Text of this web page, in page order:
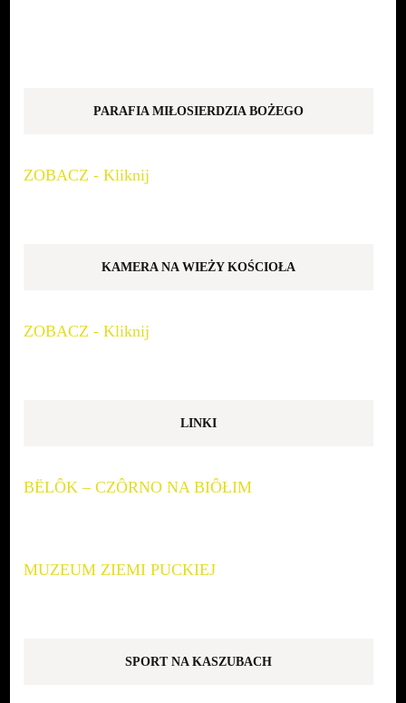
PARAFIA MIŁOSIERDZIA BOŻEGO
ZOBACZ - Kliknij
KAMERA NA WIEŻY KOŚCIOŁA
ZOBACZ - Kliknij
LINKI
BËLÔK – CZÔRNO NA BIÔŁIM
MUZEUM ZIEMI PUCKIEJ
SPORT NA KASZUBACH